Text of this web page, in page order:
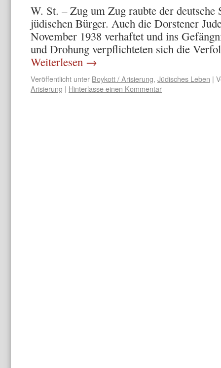
W. St. – Zug um Zug raubte der deutsche
jüdischen Bürger. Auch die Dorstener
November 1938 verhaftet und ins
und Drohung ver­pflichteten sich die
Weiterlesen →
Veröffentlicht unter Boykott / Arisierung, Jüdisches Leben |
Arisierung | Hinterlasse einen Kommentar